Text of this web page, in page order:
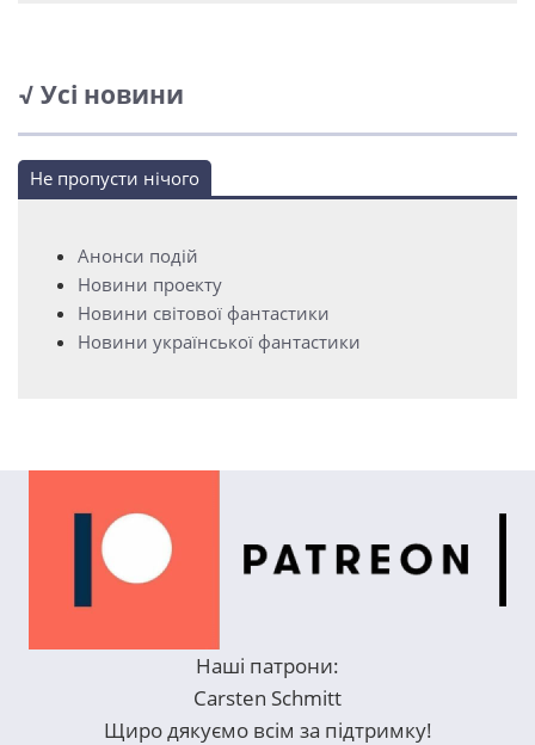
√ Усі новини
Не пропусти нічого
Анонси подій
Новини проекту
Новини світової фантастики
Новини української фантастики
Наші патрони:
Carsten Schmitt
Щиро дякуємо всім за підтримку!